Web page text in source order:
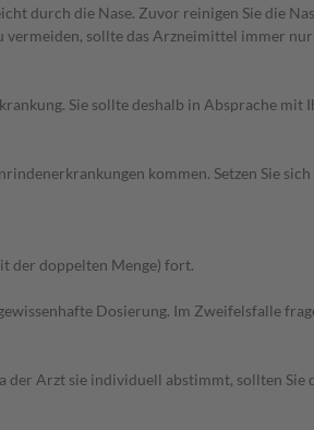
durch die Nase. Zuvor reinigen Sie die
sollte das Arzneimittel immer
Sie sollte deshalb in Absprache mit
kommen. Setzen Sie
der doppelten Menge) fort.
Dosierung. Im Zweifelsfalle
Arzt sie individuell abstimmt, sollten